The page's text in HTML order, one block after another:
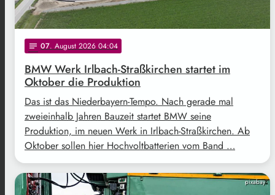
notes 07. August 2026 04:04
BMW Werk Irlbach-Straßkirchen startet im
Oktober die Produktion
Das ist das Niederbayern-Tempo. Nach gerade mal
zweieinhalb Jahren Bauzeit startet BMW seine
Produktion, im neuen Werk in Irlbach-Straßkirchen. Ab
Oktober sollen hier Hochvoltbatterien vom Band …
pixabay